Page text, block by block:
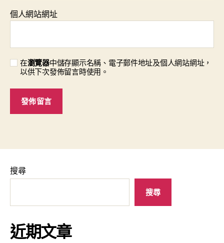
個人網站網址
在瀏覽器中儲存顯示名稱、電子郵件地址及個人網站網址，
以供下次發佈留言時使用。
搜尋
搜尋
近期文章